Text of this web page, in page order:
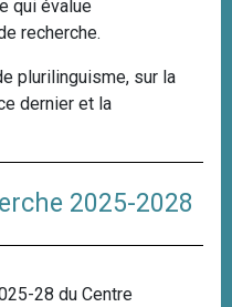
qui évalue
recherche.
plurilinguisme, sur la
dernier et la
2025-2028
28 du Centre